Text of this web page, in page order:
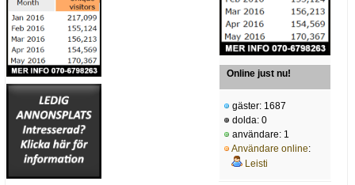
Online just nu!
gäster: 1687
dolda: 0
användare: 1
Användare online:
Leisti